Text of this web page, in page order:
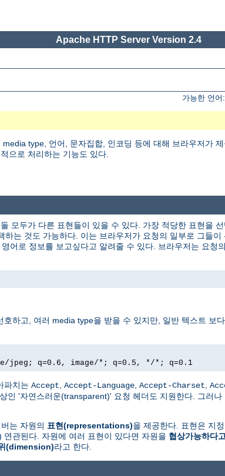
Apache HTTP Server Version 2.4
가능한 언어:
type, 언어, 문자집합, 인코딩 등에 대해 브라우저가
으로 처리하는 기능도 있다.
모두가 다른 표현들이 있을 수 있다. 가장 적당한 표현을
는 것도 가능하다. 이는 브라우저가 요청의 일부로 그들이
어로 정보를 보고싶다고 알려줄 수 있다. 브라우저는 요청
하고, 여러 media type을 받을 수 있지만, 일반 텍스트 보
jpeg; q=0.6, image/*; q=0.5, */*; q=0.1
파치는 Accept Accept-Language Accept-Charset
'자연스러운(transparent)' 요청 헤더도 지원한다. 그러나
는 자원의 표현(representations)을 제공한다. 표현은 지
관된다. 자원에 여러 표현이 있다면 자원을 협상가능하다
(dimension)라고 한다.